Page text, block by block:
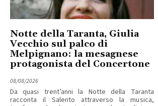
Notte della Taranta, Giulia
Vecchio sul palco di
Melpignano: la mesagnese
protagonista del Concertone
08/08/2026
Da quasi trent’anni la Notte della Taranta
racconta il Salento attraverso la musica,